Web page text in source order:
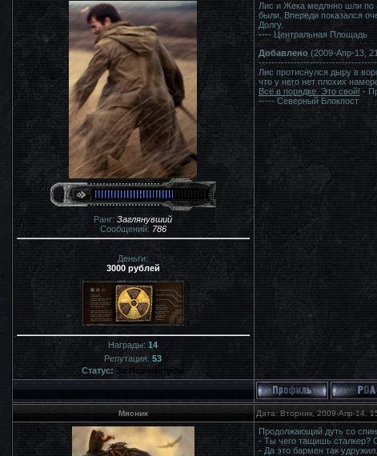
Ранг:Заглянувший
Сообщений: 786
Деньги:
3000 рублей
Награды:14
Репутация:53
Статус:За Периметром
Лис и Жека медлнно шли по
были. Впереди показался
Долгу.
---- Центральная Площадь
Добавлено(2009-Апр-13,
Лис протиснулся дыру в
что у него нет плохих
Всё в порядке. Это свой!-
----- Северный Блокпост
Мясник Дата: Вторник, 2009-Апр-14,
Продолжающий дуть со
- Ты чего тащишь сталкер?
- Да это бармен так